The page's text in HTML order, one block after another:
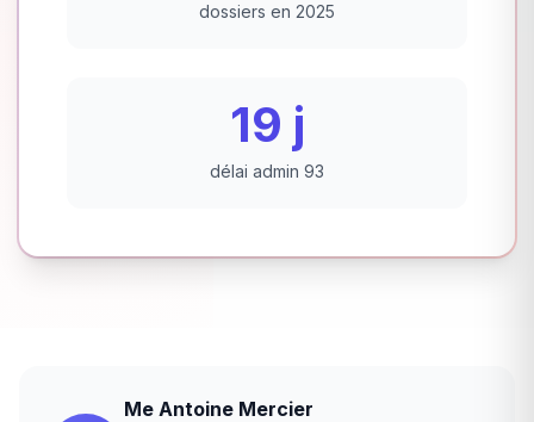
dossiers en 2025
19 j
délai admin 93
Me Antoine Mercier